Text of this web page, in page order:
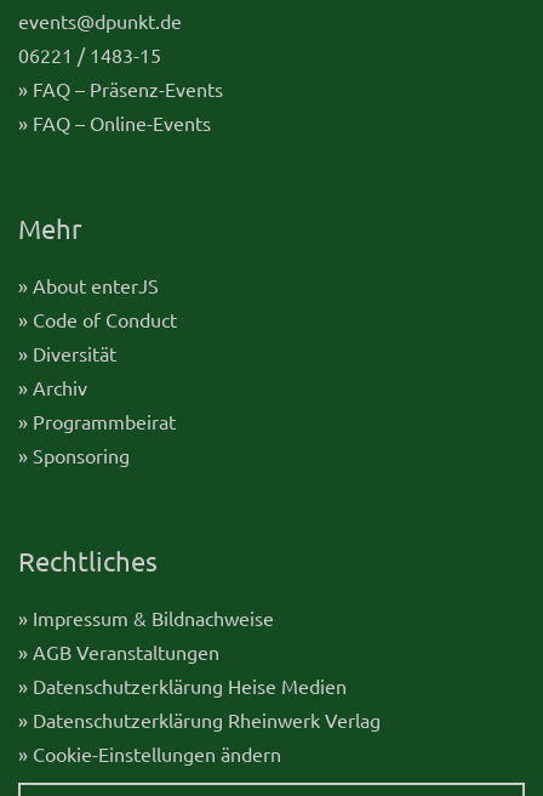
events@dpunkt.de
06221 / 1483-15
» FAQ – Präsenz-Events
» FAQ – Online-Events
Mehr
» About enterJS
» Code of Conduct
» Diversität
» Archiv
» Programmbeirat
» Sponsoring
Rechtliches
» Impressum & Bildnachweise
» AGB Veranstaltungen
» Datenschutzerklärung Heise Medien
» Datenschutzerklärung Rheinwerk Verlag
» Cookie-Einstellungen ändern